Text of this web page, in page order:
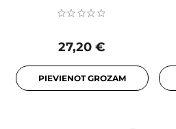
27,20 €
PIEVIENOT GROZAM